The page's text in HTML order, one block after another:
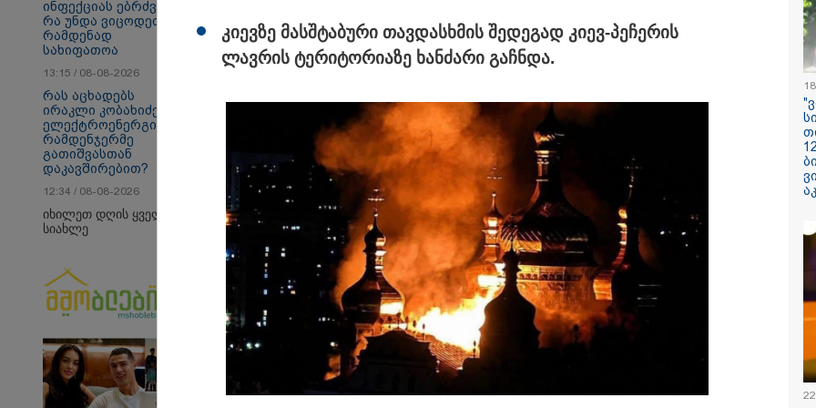
თბილისი - ანტალია
თბილისი - ჰერაკლიონი
თბილისი -
პოლიტიკა
რას აცხადებს
კობახიძე
ინფექციას ებრძვიან -
რა უნდა ვიცოდეთ და
რამდენად
სახიფათოა
13:15 / 08-08-2026
რას აცხადებს
ირაკლი კობახიძე
ელექტროენერგიის
რამდენჯერმე
გათიშვასთან
დაკავშირებით?
12:34 / 08-08-2026
იხილეთ დღის ყველა
სიახლე
კი­ევ­ზე მას­შტა­ბუ­რი თავ­დას­ხმის შე­დე­გად კიევ-პე­ჩე­რის
ლავ­რის ტე­რი­ტო­რი­ა­ზე ხან­ძა­რი გაჩ­ნდა.